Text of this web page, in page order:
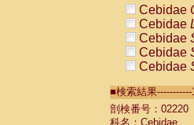
Cebidae
Cebidae
Cebidae
Cebidae
Cebidae
Cebidae
Cebidae
■検索結果
剖検番号：02220
科名：Cebidae